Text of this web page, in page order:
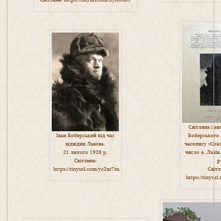
Іван Боберський під час
відвідин Львова.
21 лютого 1928 р.
Світлина:
https://tinyurl.com/yc2xc7sn
Світлина і
Боберського
часопису
число 4.
р.
https://